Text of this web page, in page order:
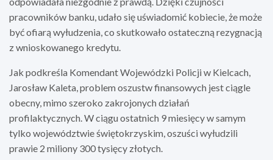
pracowników banku, udało się uświadomić kobiecie, że może
być ofiarą wyłudzenia, co skutkowało ostateczną rezygnacją
z wnioskowanego kredytu.
Jak podkreśla Komendant Wojewódzki Policji w Kielcach,
Jarosław Kaleta, problem oszustw finansowych jest ciągle
obecny, mimo szeroko zakrojonych działań
profilaktycznych. W ciągu ostatnich 9 miesięcy w samym
tylko województwie świętokrzyskim, oszuści wyłudzili
prawie 2 miliony 300 tysięcy złotych.